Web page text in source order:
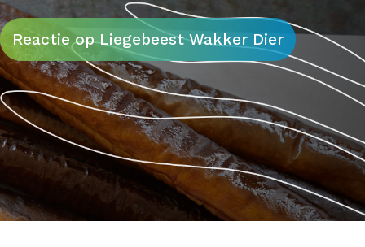
Reactie op Liegebeest Wakker Dier